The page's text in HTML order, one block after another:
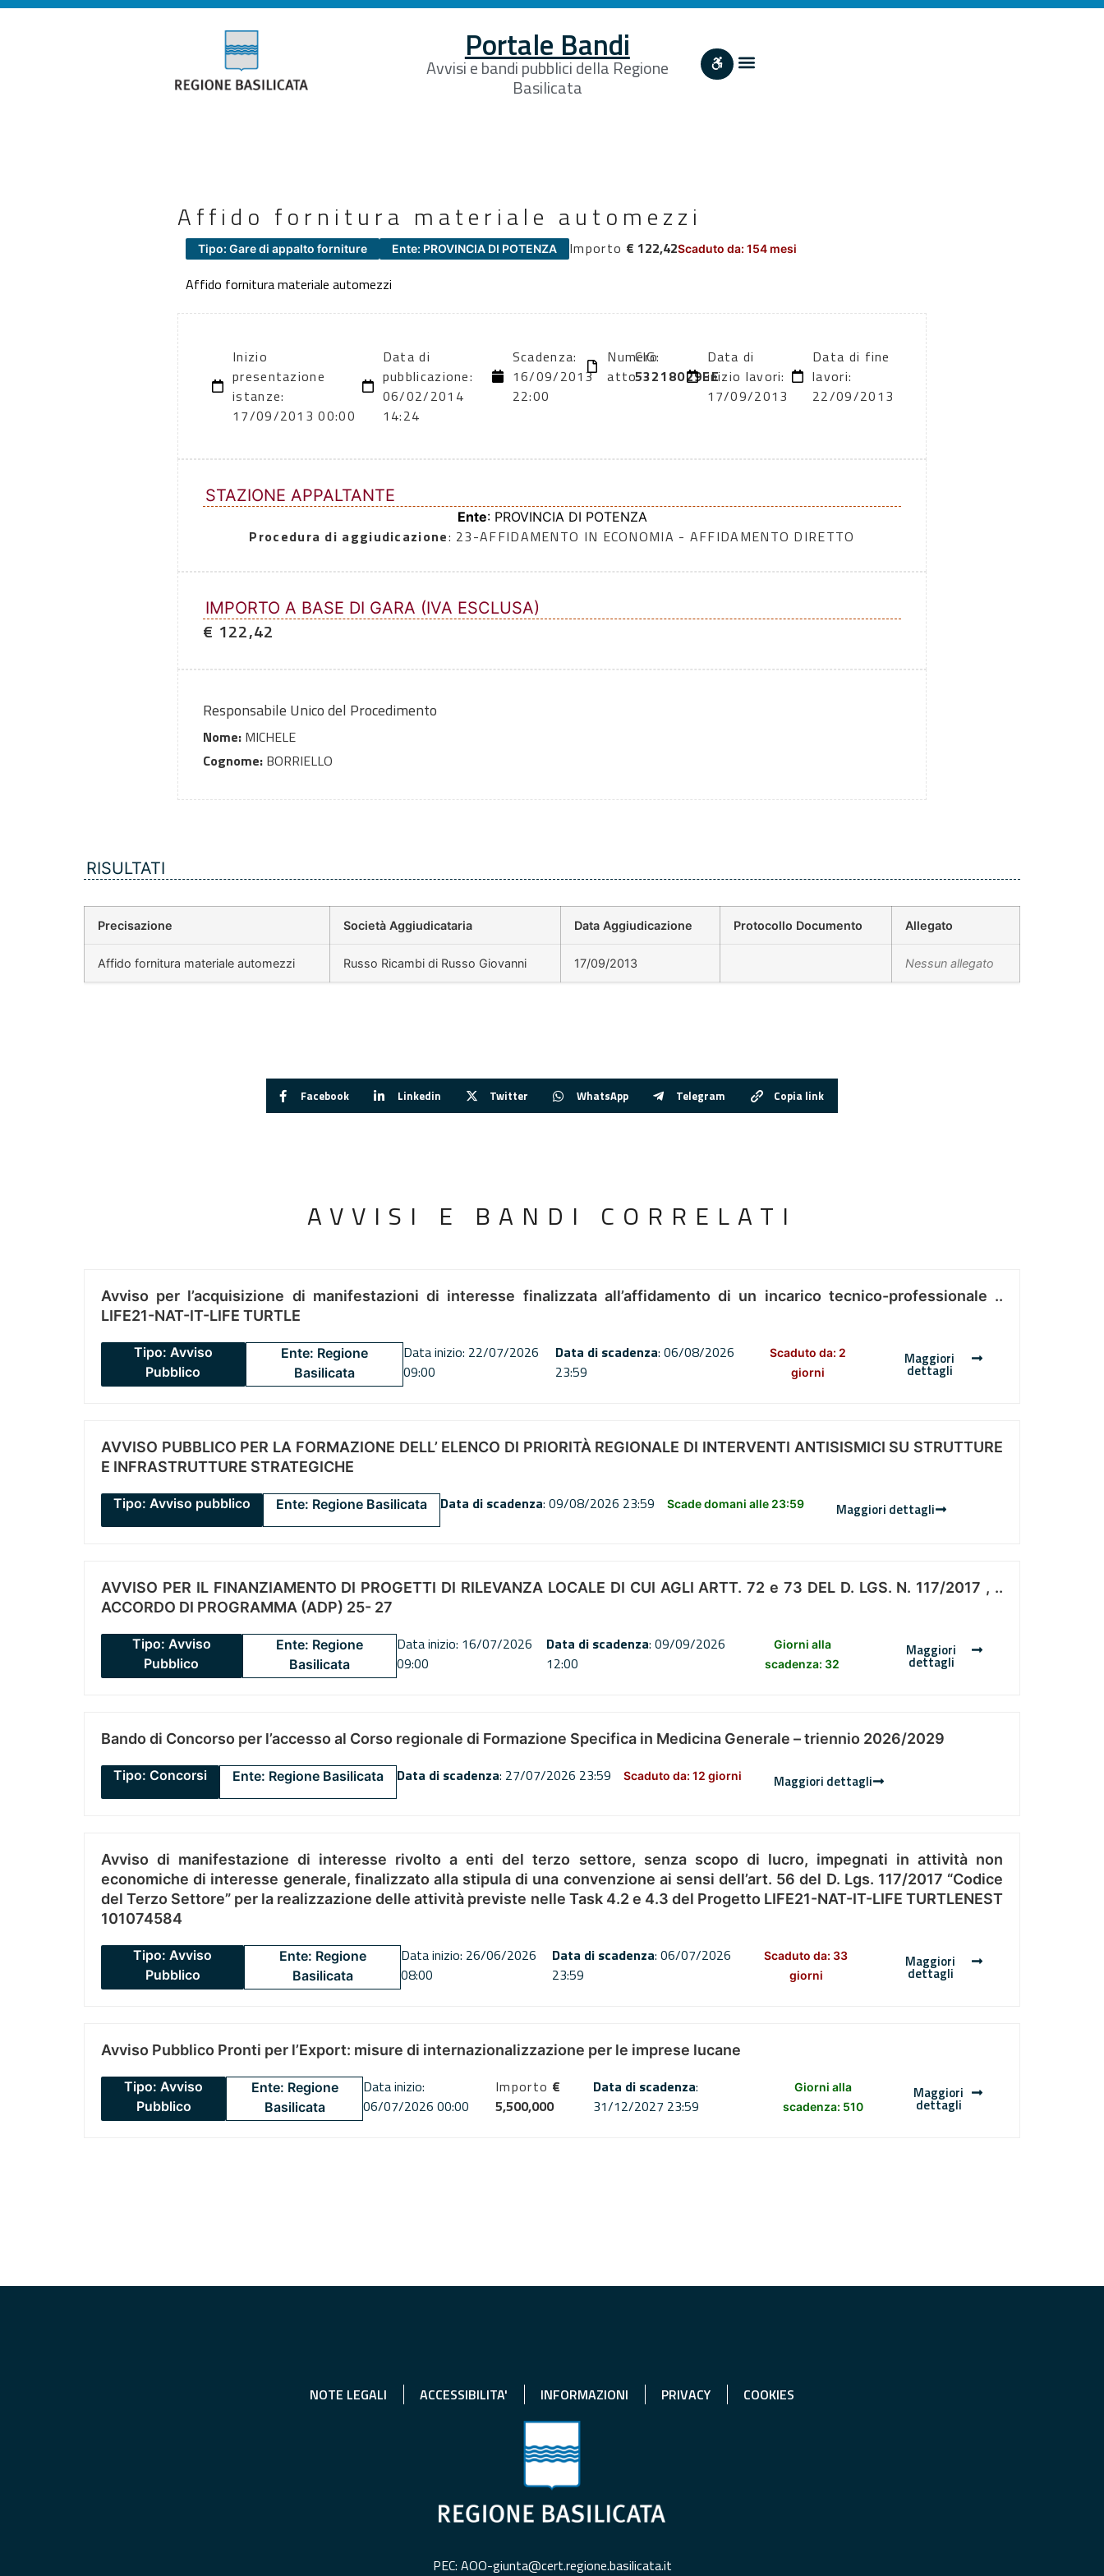
Portale Bandi
Avvisi e bandi pubblici della Regione
Basilicata
Affido fornitura materiale automezzi
Tipo: Gare di appalto forniture Ente: PROVINCIA DI POTENZA Importo € 122,42Scaduto da: 154 mesi
Affido fornitura materiale automezzi
Inizio
presentazione
istanze:
17/09/2013 00:00
Data di
pubblicazione:
06/02/2014
14:24
Scadenza:
16/09/2013
22:00
Numero
atto:
CIG:
53218029EE
Data di
inizio lavori:
17/09/2013
Data di fine
lavori:
22/09/2013
STAZIONE APPALTANTE
Ente: PROVINCIA DI POTENZA
Procedura di aggiudicazione: 23-AFFIDAMENTO IN ECONOMIA - AFFIDAMENTO DIRETTO
IMPORTO A BASE DI GARA (IVA ESCLUSA)
€ 122,42
Responsabile Unico del Procedimento
Nome: MICHELE
Cognome: BORRIELLO
RISULTATI
Precisazione Società Aggiudicataria Data Aggiudicazione Protocollo Documento Allegato
Affido fornitura materiale automezzi Russo Ricambi di Russo Giovanni 17/09/2013 Nessun allegato
Facebook Linkedin Twitter WhatsApp Telegram Copia link
AVVISI E BANDI CORRELATI
Avviso per l’acquisizione di manifestazioni di interesse finalizzata all’affidamento di un incarico tecnico-professionale ..
LIFE21-NAT-IT-LIFE TURTLE
Tipo: Avviso
Pubblico
Ente: Regione
Basilicata
Data inizio: 22/07/2026
09:00
Data di scadenza: 06/08/2026
23:59
Scaduto da: 2
giorni
Maggiori
dettagli
AVVISO PUBBLICO PER LA FORMAZIONE DELL’ ELENCO DI PRIORITÀ REGIONALE DI INTERVENTI ANTISISMICI SU STRUTTURE
E INFRASTRUTTURE STRATEGICHE
Tipo: Avviso pubblico Ente: Regione Basilicata Data di scadenza: 09/08/2026 23:59 Scade domani alle 23:59 Maggiori dettagli
AVVISO PER IL FINANZIAMENTO DI PROGETTI DI RILEVANZA LOCALE DI CUI AGLI ARTT. 72 e 73 DEL D. LGS. N. 117/2017 , ..
ACCORDO DI PROGRAMMA (ADP) 25- 27
Tipo: Avviso
Pubblico
Ente: Regione
Basilicata
Data inizio: 16/07/2026
09:00
Data di scadenza: 09/09/2026
12:00
Giorni alla
scadenza: 32
Maggiori
dettagli
Bando di Concorso per l’accesso al Corso regionale di Formazione Specifica in Medicina Generale – triennio 2026/2029
Tipo: Concorsi Ente: Regione Basilicata Data di scadenza: 27/07/2026 23:59 Scaduto da: 12 giorni Maggiori dettagli
Avviso di manifestazione di interesse rivolto a enti del terzo settore, senza scopo di lucro, impegnati in attività non
economiche di interesse generale, finalizzato alla stipula di una convenzione ai sensi dell’art. 56 del D. Lgs. 117/2017 “Codice
del Terzo Settore” per la realizzazione delle attività previste nelle Task 4.2 e 4.3 del Progetto LIFE21-NAT-IT-LIFE TURTLENEST
101074584
Tipo: Avviso
Pubblico
Ente: Regione
Basilicata
Data inizio: 26/06/2026
08:00
Data di scadenza: 06/07/2026
23:59
Scaduto da: 33
giorni
Maggiori
dettagli
Avviso Pubblico Pronti per l’Export: misure di internazionalizzazione per le imprese lucane
Tipo: Avviso
Pubblico
Ente: Regione
Basilicata
Data inizio:
06/07/2026 00:00
Importo €
5,500,000
Data di scadenza:
31/12/2027 23:59
Giorni alla
scadenza: 510
Maggiori
dettagli
NOTE LEGALI ACCESSIBILITA' INFORMAZIONI PRIVACY COOKIES
PEC: AOO-giunta@cert.regione.basilicata.it